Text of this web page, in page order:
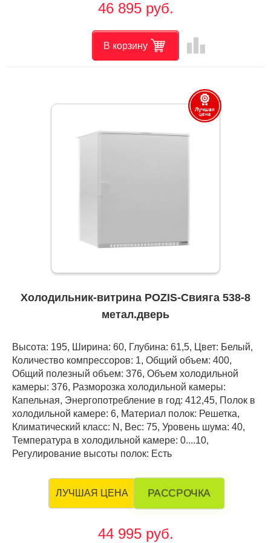
46 895 руб.
В корзину leaderboard
Холодильник-витрина POZIS-Свияга 538-8
метал.дверь
Высота: 195, Ширина: 60, Глубина: 61,5, Цвет: Белый,
Количество компрессоров: 1, Общий объем: 400,
Общий полезный объем: 376, Объем холодильной
камеры: 376, Разморозка холодильной камеры:
Капельная, Энергопотребление в год: 412,45, Полок в
холодильной камере: 6, Материал полок: Решетка,
Климатический класс: N, Вес: 75, Уровень шума: 40,
Температура в холодильной камере: 0....10,
Регулирование высоты полок: Есть
ЛУЧШАЯ ЦЕНА РАССРОЧКА
44 995 руб.